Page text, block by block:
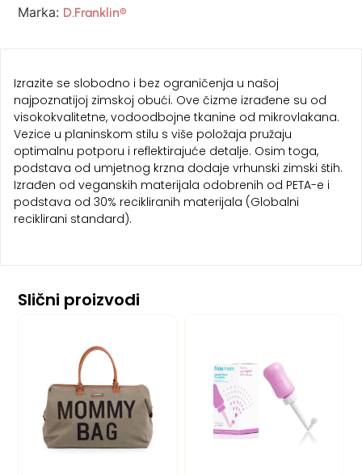
Marka: D.Franklin®
Izrazite se slobodno i bez ograničenja u našoj
najpoznatijoj zimskoj obući. Ove čizme izrađene su od
visokokvalitetne, vodoodbojne tkanine od mikrovlakana.
Vezice u planinskom stilu s više položaja pružaju
optimalnu potporu i reflektirajuće detalje. Osim toga,
podstava od umjetnog krzna dodaje vrhunski zimski štih.
Izrađen od veganskih materijala odobrenih od PETA-e i
podstava od 30% recikliranih materijala (Globalni
reciklirani standard).
Slični proizvodi